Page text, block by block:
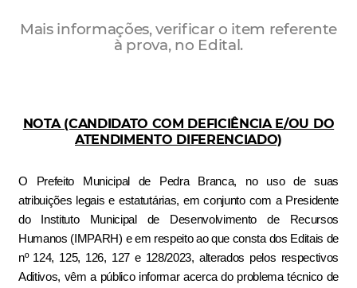
Mais informações, verificar o item referente
à prova, no Edital.
NOTA (CANDIDATO COM DEFICIÊNCIA E/OU DO
ATENDIMENTO DIFERENCIADO)
O Prefeito Municipal de Pedra Branca, no uso de suas
atribuições legais e estatutárias, em conjunto com a Presidente
do Instituto Municipal de Desenvolvimento de Recursos
Humanos (IMPARH) e em respeito ao que consta dos Editais de
nº 124, 125, 126, 127 e 128/2023, alterados pelos respectivos
Aditivos, vêm a público informar acerca do problema técnico de